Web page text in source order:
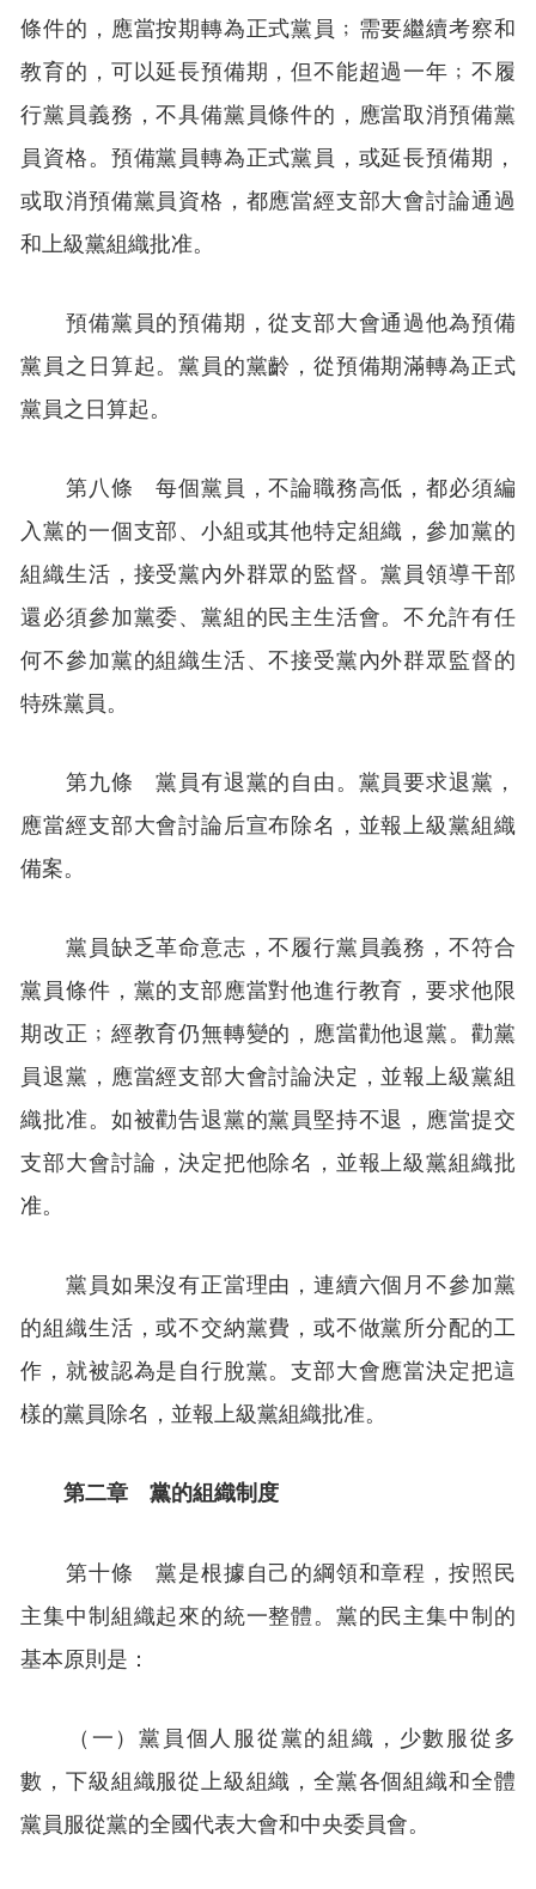
條件的，應當按期轉為正式黨員﹔需要繼續考察和
教育的，可以延長預備期，但不能超過一年﹔不履
行黨員義務，不具備黨員條件的，應當取消預備黨
員資格。預備黨員轉為正式黨員，或延長預備期，
或取消預備黨員資格，都應當經支部大會討論通過
和上級黨組織批准。
預備黨員的預備期，從支部大會通過他為預備
黨員之日算起。黨員的黨齡，從預備期滿轉為正式
黨員之日算起。
第八條 每個黨員，不論職務高低，都必須編
入黨的一個支部、小組或其他特定組織，參加黨的
組織生活，接受黨內外群眾的監督。黨員領導干部
還必須參加黨委、黨組的民主生活會。不允許有任
何不參加黨的組織生活、不接受黨內外群眾監督的
特殊黨員。
第九條 黨員有退黨的自由。黨員要求退黨，
應當經支部大會討論后宣布除名，並報上級黨組織
備案。
黨員缺乏革命意志，不履行黨員義務，不符合
黨員條件，黨的支部應當對他進行教育，要求他限
期改正﹔經教育仍無轉變的，應當勸他退黨。勸黨
員退黨，應當經支部大會討論決定，並報上級黨組
織批准。如被勸告退黨的黨員堅持不退，應當提交
支部大會討論，決定把他除名，並報上級黨組織批
准。
黨員如果沒有正當理由，連續六個月不參加黨
的組織生活，或不交納黨費，或不做黨所分配的工
作，就被認為是自行脫黨。支部大會應當決定把這
樣的黨員除名，並報上級黨組織批准。
第二章 黨的組織制度
第十條 黨是根據自己的綱領和章程，按照民
主集中制組織起來的統一整體。黨的民主集中制的
基本原則是：
（一）黨員個人服從黨的組織，少數服從多
數，下級組織服從上級組織，全黨各個組織和全體
黨員服從黨的全國代表大會和中央委員會。